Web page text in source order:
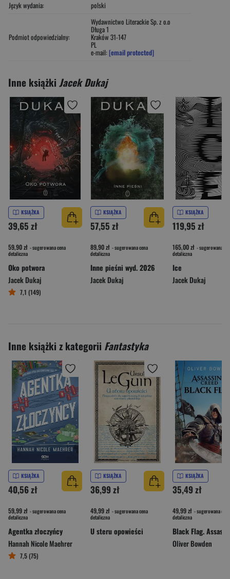
Język wydania: polski
Podmiot odpowiedzialny:
Wydawnictwo Literackie Sp. z o.o
Długa 1
Kraków 31-147
PL
e-mail: [email protected]
Inne książki Jacek Dukaj
KSIĄŻKA
39,65 zł
59,90 zł - sugerowana cena
detaliczna
Oko potwora
Jacek Dukaj
7,1 (149)
KSIĄŻKA
57,55 zł
89,90 zł - sugerowana cena
detaliczna
Inne pieśni wyd. 2026
Jacek Dukaj
KSIĄŻKA
119,95 zł
165,00 zł - sugerowana
detaliczna
Ice
Jacek Dukaj
Inne książki z kategorii Fantastyka
KSIĄŻKA
40,56 zł
59,99 zł - sugerowana cena
detaliczna
Agentka złoczyńcy
Hannah Nicole Maehrer
7,5 (75)
KSIĄŻKA
36,99 zł
49,99 zł - sugerowana cena
detaliczna
U steru opowieści
KSIĄŻKA
35,49 zł
49,99 zł - sugerowana cena
detaliczna
Oliver Bowden